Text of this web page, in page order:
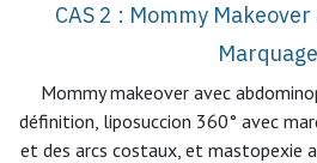
CAS 2 : Mommy
Marquage
Mommy makeover avec
définition, liposuccion 360° avec
et des arcs costaux, et mastopexie